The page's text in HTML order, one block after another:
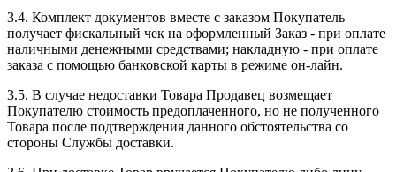
3.4. Комплект документов вместе с заказом Покупатель
получает фискальный чек на оформленный Заказ - при оплате
наличными денежными средствами; накладную - при оплате
заказа с помощью банковской карты в режиме он-лайн.
3.5. В случае недоставки Товара Продавец возмещает
Покупателю стоимость предоплаченного, но не полученного
Товара после подтверждения данного обстоятельства со
стороны Службы доставки.